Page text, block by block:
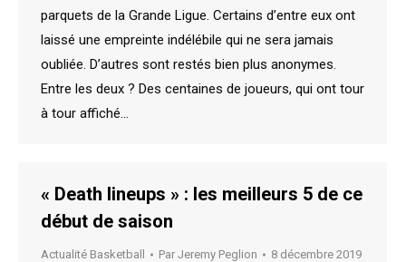
parquets de la Grande Ligue. Certains d’entre eux ont
laissé une empreinte indélébile qui ne sera jamais
oubliée. D’autres sont restés bien plus anonymes.
Entre les deux ? Des centaines de joueurs, qui ont tour
à tour affiché…
« Death lineups » : les meilleurs 5 de ce
début de saison
Actualité Basketball Par Jeremy Peglion 8 décembre 2019